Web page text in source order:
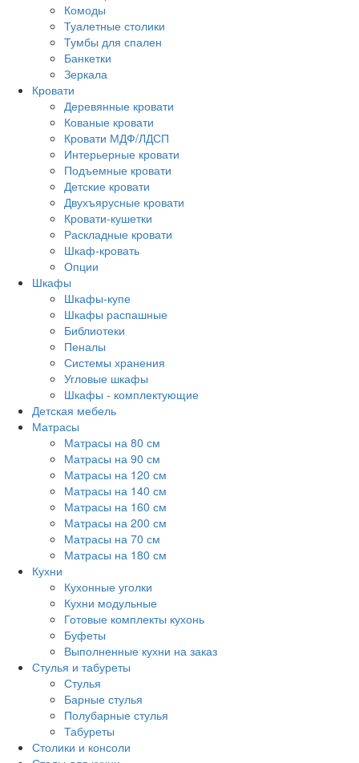
Комоды
Туалетные столики
Тумбы для спален
Банкетки
Зеркала
Кровати
Деревянные кровати
Кованые кровати
Кровати МДФ/ЛДСП
Интерьерные кровати
Подъемные кровати
Детские кровати
Двухъярусные кровати
Кровати-кушетки
Раскладные кровати
Шкаф-кровать
Опции
Шкафы
Шкафы-купе
Шкафы распашные
Библиотеки
Пеналы
Системы хранения
Угловые шкафы
Шкафы - комплектующие
Детская мебель
Матрасы
Матрасы на 80 см
Матрасы на 90 см
Матрасы на 120 см
Матрасы на 140 см
Матрасы на 160 см
Матрасы на 200 см
Матрасы на 70 см
Матрасы на 180 см
Кухни
Кухонные уголки
Кухни модульные
Готовые комплекты кухонь
Буфеты
Выполненные кухни на заказ
Стулья и табуреты
Стулья
Барные стулья
Полубарные стулья
Табуреты
Столики и консоли